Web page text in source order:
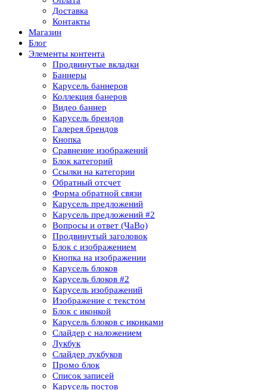
Доставка
Контакты
Магазин
Блог
Элементы контента
Продвинутые вкладки
Баннеры
Карусель баннеров
Коллекция банеров
Видео баннер
Карусель брендов
Галерея брендов
Кнопка
Сравнение изображений
Блок категорий
Ссылки на категории
Обратный отсчет
Форма обратной связи
Карусель предложений
Карусель предложений​ #2
Вопросы и ответ (ЧаВо)
Продвинутый заголовок
Блок с изображением
Кнопка на изображении
Карусель блоков
Карусель блоков​ #2
Карусель изображений
Изображение с текстом
Блок с иконкой
Карусель блоков с иконками
Слайдер с наложением
Лукбук
Слайдер лукбуков
Промо блок
Список записей
Карусель постов